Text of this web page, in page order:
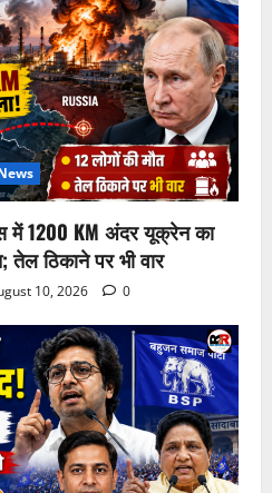
में 1200 KM अंदर यूक्रेन का
तेल ठिकाने पर भी वार
10, 2026 0